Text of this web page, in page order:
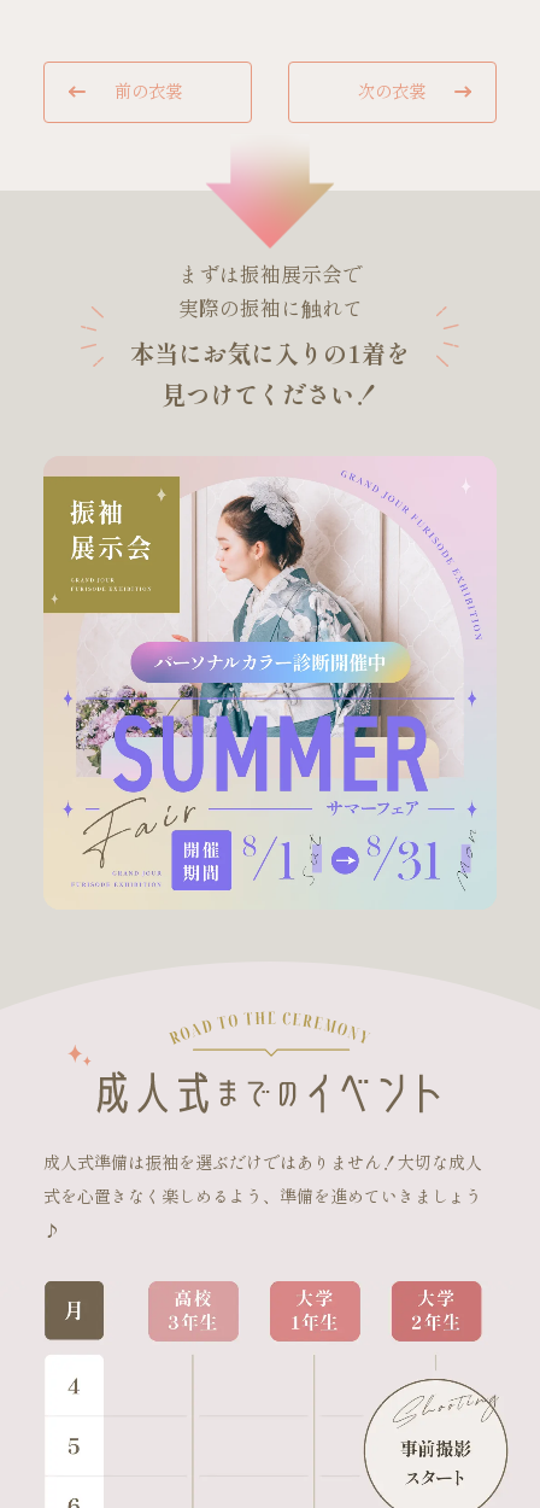
お問い合わせ
前の衣裳 次の衣裳
まずは振袖展示会で
実際の振袖に触れて
本当にお気に入りの1着を
見つけてください！
成人式準備は振袖を選ぶだけではありません！大切な成人
式を心置きなく楽しめるよう、準備を進めていきましょう
♪